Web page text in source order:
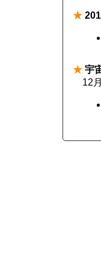
★
★ 宇
12